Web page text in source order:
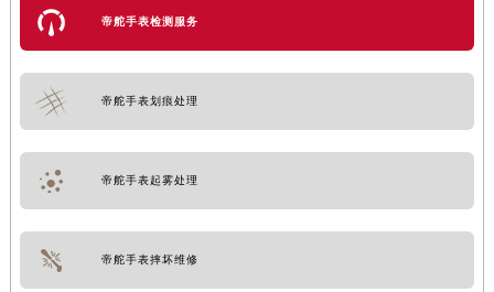
帝舵手表检测服务
帝舵手表划痕处理
帝舵手表起雾处理
帝舵手表摔坏维修